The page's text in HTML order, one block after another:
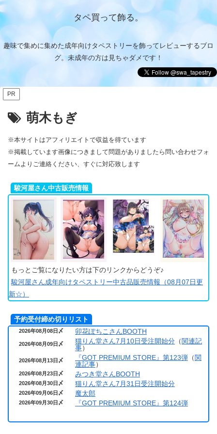
タペ買って飾る。
趣味で集めに集めた成年向けタペストリーを飾ってレビューするブロ
グ。未成年の方は見ちゃダメです！
PR
萌木もぎ
※本サイトはアフィリエイトで収益を得ています
※掲載しています画像につきまして問題がありましたら問い合わせフォ
ームよりご連絡ください、すぐに対応致します
駿河屋さん中古販売情報
もっとご覧になりたい方は下のリンクからどうぞ♪
駿河屋さん成年向けタペストリー中古品販売情報（08月07日更
新☆）
予約受付締め切りリスト
2026年08月08日〆 卯花ぽちこさんBOOTH
2026年08月09日〆 猫りん堂さん7月10日受注開始分 （関連記
事）
2026年08月13日〆 『GOT PREMIUM STORE』第123弾 （関
連記事）
2026年08月23日〆 みつき堂さんBOOTH
2026年08月30日〆 猫りん堂さん7月31日受注開始分
2026年09月06日〆 魔太郎
2026年09月30日〆 『GOT PREMIUM STORE』第124弾